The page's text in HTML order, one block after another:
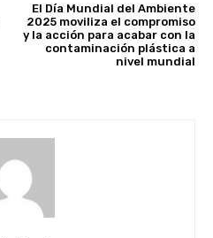
El Día Mundial del Ambiente
2025 moviliza el compromiso
y la acción para acabar con la
contaminación plástica a
nivel mundial